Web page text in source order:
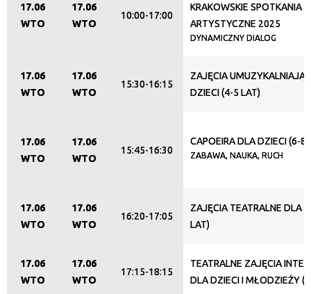
17.06
WTO
17.06
WTO
10:00-17:00
KRAKOWSKIE SPOTKANIA
ARTYSTYCZNE 2025
DYNAMICZNY DIALOG
17.06
WTO
17.06
WTO
15:30-16:15
ZAJĘCIA
DZIECI (4-5 LAT)
17.06
WTO
17.06
WTO
15:45-16:30
CAPOEIRA DLA DZIECI (6-8
ZABAWA, NAUKA, RUCH
17.06
WTO
17.06
WTO
16:20-17:05
ZAJĘCIA TEATRALNE DLA
LAT)
17.06
WTO
17.06
WTO
17:15-18:15
TEATRALNE ZAJĘCIA
DLA DZIECI I MŁODZIEŻY